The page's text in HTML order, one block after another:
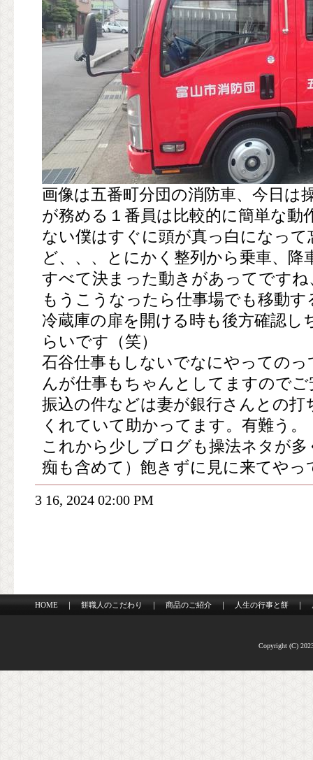
画像は五番町分団の消防車、今日は
が務める１番員は比較的に簡単な動
ない僕はすぐに頭が真っ白になっ
ど、、、とにかく整列から乗車、降
すべて決まった動きがあってです
もうこうなったら仕事場でも移動
冷蔵庫の扉を開ける時も後方確認
らいです（笑）
石谷仕事もしないでなにやっての
んが仕事もちゃんとしてますので
振込の件などは妻が銀行さんとの
くれていて助かってます。有難う。
これから少しブログも操法ネタが
痴も含めて）飽きずに見に来てやっ
3 16, 2024 02:00 PM
HOME ｜ 餅職人のこだわり ｜ 商品のご紹介 ｜ 人生の行事と餅 ｜
Copyright (C)